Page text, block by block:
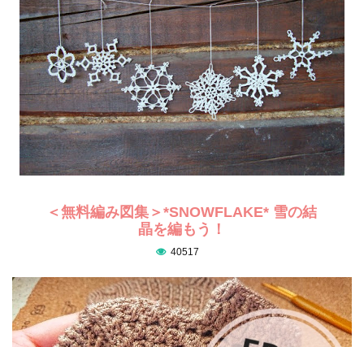
＜無料編み図集＞*SNOWFLAKE* 雪の結
晶を編もう！
40517